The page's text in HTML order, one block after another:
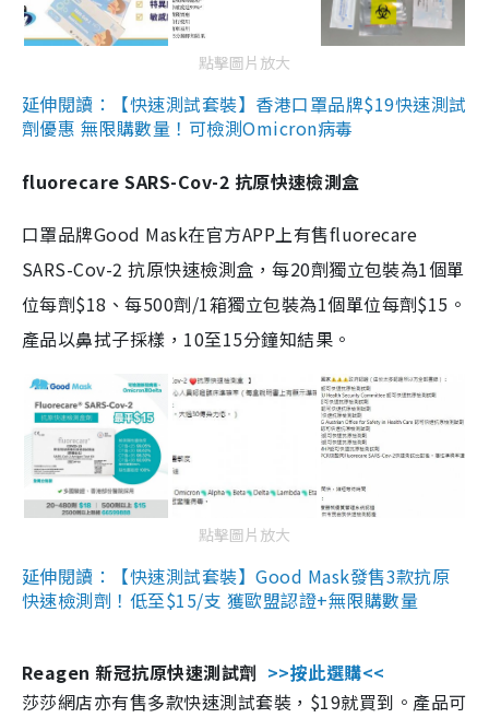
點擊圖片放大
延伸閱讀：【快速測試套裝】香港口罩品牌$19快速測試
劑優惠 無限購數量！可檢測Omicron病毒
fluorecare SARS-Cov-2 抗原快速檢測盒
口罩品牌Good Mask在官方APP上有售fluorecare
SARS-Cov-2 抗原快速檢測盒，每20劑獨立包裝為1個單
位每劑$18、每500劑/1箱獨立包裝為1個單位每劑$15。
產品以鼻拭子採樣，10至15分鐘知結果。
點擊圖片放大
延伸閱讀：【快速測試套裝】Good Mask發售3款抗原
快速檢測劑！低至$15/支 獲歐盟認證+無限購數量
Reagen 新冠抗原快速測試劑 >>按此選購<<
莎莎網店亦有售多款快速測試套裝，$19就買到。產品可